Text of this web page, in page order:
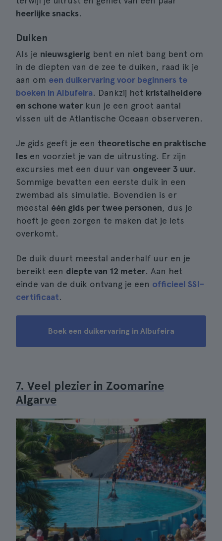
heerlijke snacks.
Duiken
Als je nieuwsgierig bent en niet bang bent om
in de diepten van de zee te duiken, raad ik je
aan om een duikervaring voor beginners te
boeken in Albufeira. Dankzij het kristalheldere
en schone water kun je een groot aantal
vissen uit de Atlantische Oceaan observeren.
Je gids geeft je een theoretische en praktische
les en voorziet je van de uitrusting. Er zijn
excursies met een duur van ongeveer 3 uur.
Sommige bevatten een eerste duik in een
zwembad als simulatie. Bovendien is er
meestal één gids per twee personen, dus je
hoeft je geen zorgen te maken dat je iets
overkomt.
De duik duurt meestal anderhalf uur en je
bereikt een diepte van 12 meter. Aan het
einde van de duik ontvang je een officieel SSI-
certificaat.
Boek een duikervaring in Albufeira
7. Veel plezier in Zoomarine
Algarve